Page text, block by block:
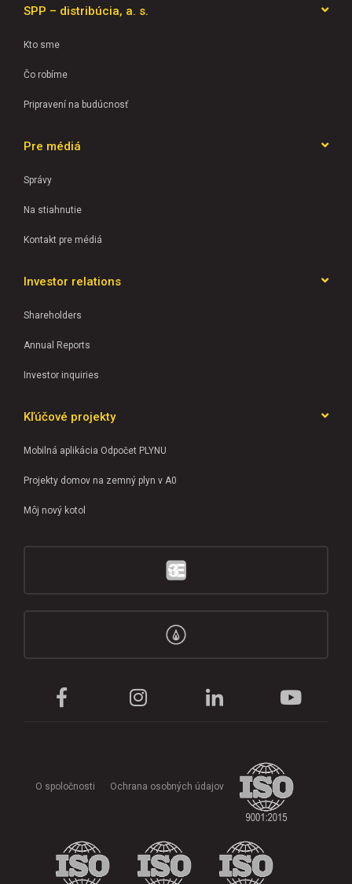
SPP – distribúcia, a. s.
Kto sme
Čo robíme
Pripravení na budúcnosť
Pre médiá
Správy
Na stiahnutie
Kontakt pre médiá
Investor relations
Shareholders
Annual Reports
Investor inquiries
Kľúčové projekty
Mobilná aplikácia Odpočet PLYNU
Projekty domov na zemný plyn v A0
Môj nový kotol
O spoločnosti Ochrana osobných údajov